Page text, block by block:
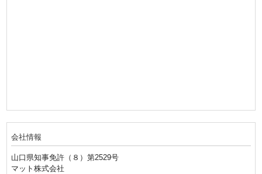
会社情報
山口県知事免許（８）第2529号
マット株式会社